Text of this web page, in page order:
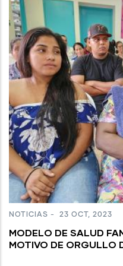
NOTICIAS - 23 OCT, 2023
MODELO DE SALUD
MOTIVO DE ORGULLO